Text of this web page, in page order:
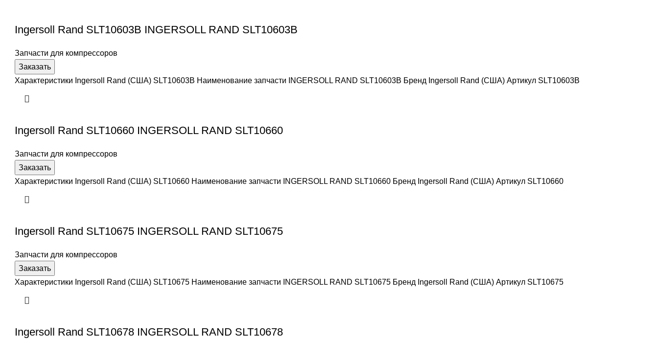
Ingersoll Rand SLT10603B INGERSOLL RAND SLT10603B
Запчасти для компрессоров
Заказать
Характеристики Ingersoll Rand (США) SLT10603B Наименование запчасти INGERSOLL RAND SLT10603B Бренд Ingersoll Rand (США) Артикул SLT10603B
Ingersoll Rand SLT10660 INGERSOLL RAND SLT10660
Запчасти для компрессоров
Заказать
Характеристики Ingersoll Rand (США) SLT10660 Наименование запчасти INGERSOLL RAND SLT10660 Бренд Ingersoll Rand (США) Артикул SLT10660
Ingersoll Rand SLT10675 INGERSOLL RAND SLT10675
Запчасти для компрессоров
Заказать
Характеристики Ingersoll Rand (США) SLT10675 Наименование запчасти INGERSOLL RAND SLT10675 Бренд Ingersoll Rand (США) Артикул SLT10675
Ingersoll Rand SLT10678 INGERSOLL RAND SLT10678